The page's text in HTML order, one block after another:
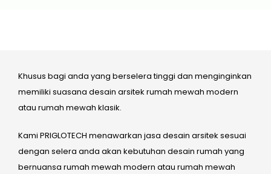
Khusus bagi anda yang berselera tinggi dan menginginkan
memiliki suasana desain arsitek rumah mewah modern
atau rumah mewah klasik.
Kami PRIGLOTECH menawarkan jasa desain arsitek sesuai
dengan selera anda akan kebutuhan desain rumah yang
bernuansa rumah mewah modern atau rumah mewah